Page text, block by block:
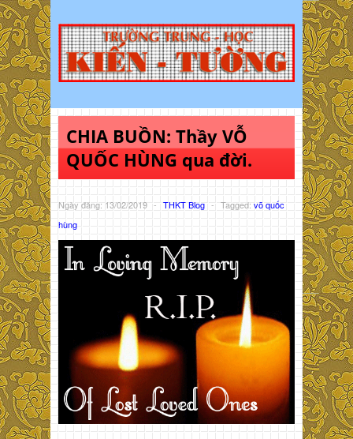
CHIA BUỒN: Thầy VỖ
QUỐC HÙNG qua đời.
Ngày đăng: 13/02/2019 - THKT Blog - Tagged: võ quốc
hùng